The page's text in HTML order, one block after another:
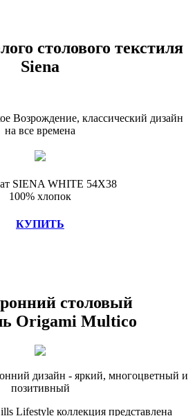
столового текстиля
Siena
Возрождение, классический дизайн
на все времена
SIENA WHITE 54X38
100% хлопок
КУПИТЬ
столовый
Origami Multico
дизайн - яркий, многоцветный и
позитивный
Lifestyle коллекция представлена